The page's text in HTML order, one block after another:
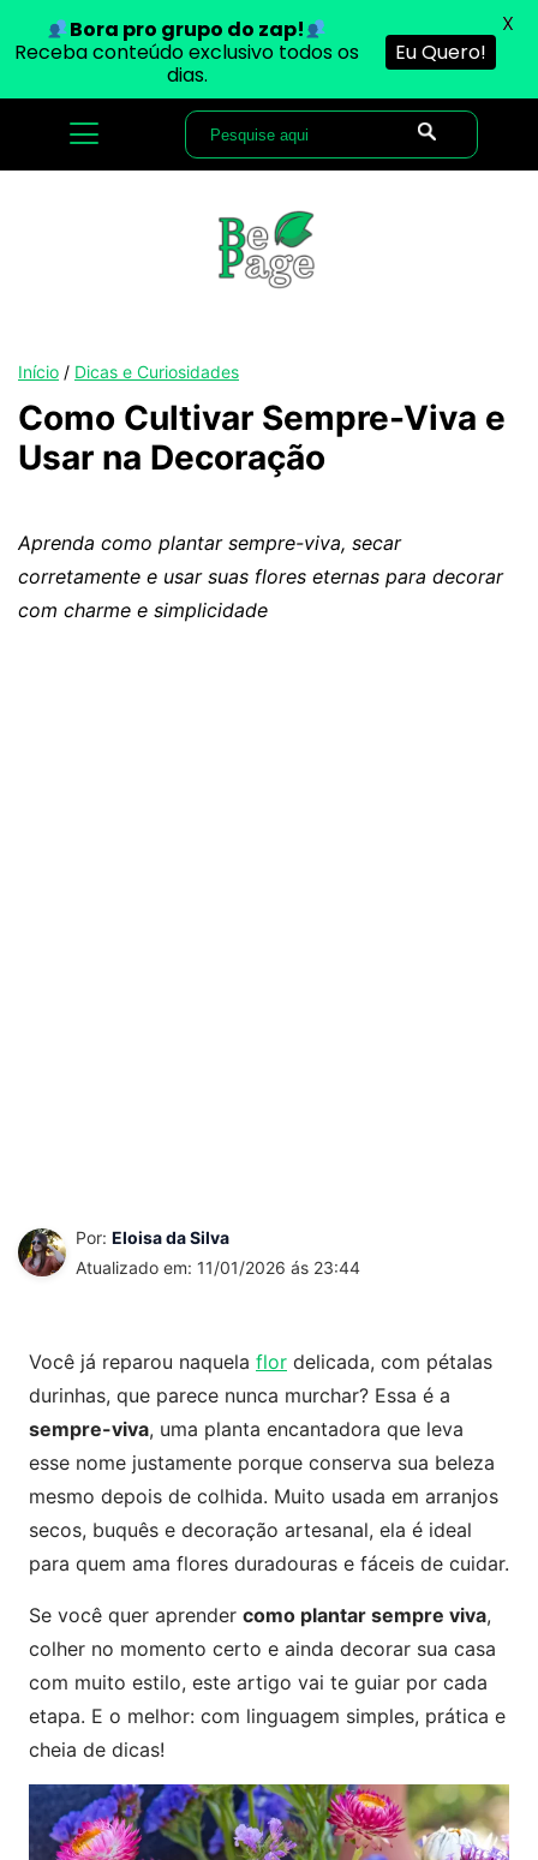
Início / Dicas e Curiosidades
Como Cultivar Sempre-Viva e
Usar na Decoração
Aprenda como plantar sempre-viva, secar
corretamente e usar suas flores eternas para decorar
com charme e simplicidade
Por: Eloisa da Silva
Atualizado em: 11/01/2026 ás 23:44
Você já reparou naquela flor delicada, com pétalas
durinhas, que parece nunca murchar? Essa é a
sempre-viva, uma planta encantadora que leva
esse nome justamente porque conserva sua beleza
mesmo depois de colhida. Muito usada em arranjos
secos, buquês e decoração artesanal, ela é ideal
para quem ama flores duradouras e fáceis de cuidar.
Se você quer aprender como plantar sempre viva,
colher no momento certo e ainda decorar sua casa
com muito estilo, este artigo vai te guiar por cada
etapa. E o melhor: com linguagem simples, prática e
cheia de dicas!
Bora pro grupo do zap!
Receba conteúdo exclusivo todos os
dias.
Eu Quero!
X